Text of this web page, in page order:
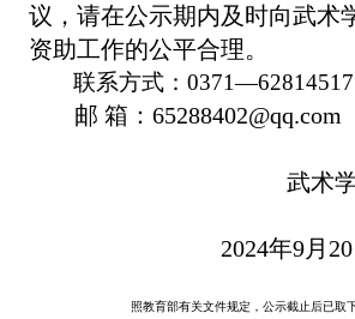
议，请在公示期内及时向武术
资助工作的公平合理。
联系方式： 0371—62814517
邮 箱： 65288402@qq.com
武术学
2024年9月
照教育部有关文件规定，公示截止后已取